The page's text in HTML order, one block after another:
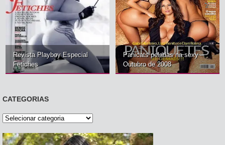
Revista Playboy Especial
Fetiches
Panicats peladas na sexy –
Outubro de 2008
CATEGORIAS
Categorias